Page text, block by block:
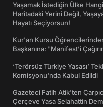
Yaşamak İstediğin Ülke
Haritadaki Yerini Değil,
Hayatı Seçiyorsun!
Kur'an Kursu
Başkanına: "Manifest’i
‘Terörsüz Türkiye Yasası’
Komisyonu'nda Kabul Edildi
Gazeteci Fatih Atik'ten
Çerçeve Yasa Selahattin